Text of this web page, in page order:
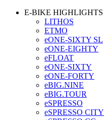
E-BIKE HIGHLIGHTS
LITHOS
ETMO
eONE-SIXTY SL
eONE-EIGHTY
eFLOAT
eONE-SIXTY
eONE-FORTY
eBIG.NINE
eBIG.TOUR
eSPRESSO
eSPRESSO CITY